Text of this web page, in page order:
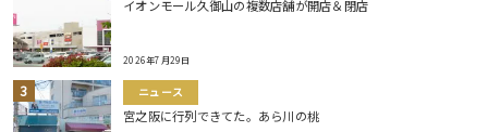
イオンモール久御山の複数店舗が開店＆閉店
2026年7月29日
ニュース
宮之阪に行列できてた。あら川の桃